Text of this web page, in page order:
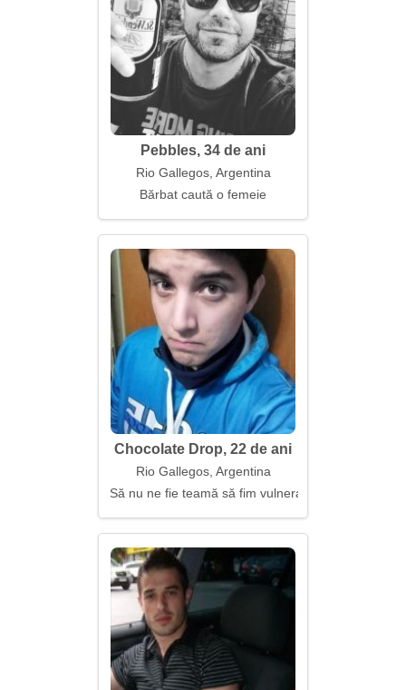
Pebbles, 34 de ani
Rio Gallegos, Argentina
Bărbat caută o femeie
Chocolate Drop, 22 de ani
Rio Gallegos, Argentina
Să nu ne fie teamă să fim vulnerabili împreună